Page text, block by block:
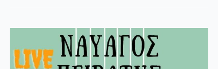
πειρατής
‘Αγιος